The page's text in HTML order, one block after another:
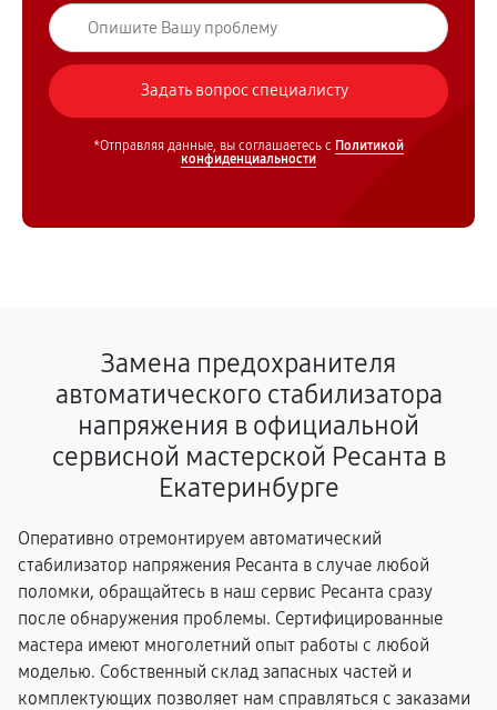
*Отправляя данные, вы соглашаетесь с Политикой
конфиденциальности
Замена предохранителя
автоматического стабилизатора
напряжения в официальной
сервисной мастерской Ресанта в
Екатеринбурге
Оперативно отремонтируем автоматический
стабилизатор напряжения Ресанта в случае любой
поломки, обращайтесь в наш сервис Ресанта сразу
после обнаружения проблемы. Сертифицированные
мастера имеют многолетний опыт работы с любой
моделью. Собственный склад запасных частей и
комплектующих позволяет нам справляться с заказами